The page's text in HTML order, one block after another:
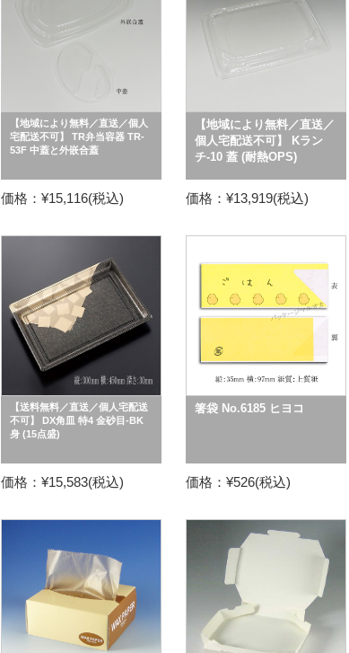
【地域により無料／直送／個人
宅配送不可】 TR弁当容器 TR-
53F 中蓋と外嵌合蓋
価格：¥15,116(税込)
【地域により無料／直送／
個人宅配送不可】 Kラン
チ-10 蓋 (耐熱OPS)
価格：¥13,919(税込)
【送料無料／直送／個人宅配送
不可】 DX角皿 特4 金砂目-BK
身 (15点盛)
価格：¥15,583(税込)
箸袋 No.6185 ヒヨコ
価格：¥526(税込)